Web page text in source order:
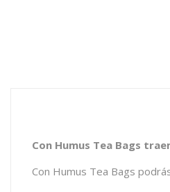
Con Humus Tea Bags
Con Humus Tea Bags